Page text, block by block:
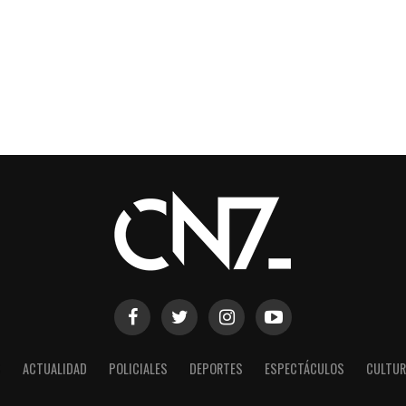
ACTUALIDAD POLICIALES DEPORTES ESPECTÁCULOS